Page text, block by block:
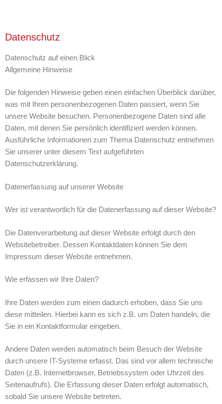
Datenschutz
Datenschutz auf einen Blick
Allgemeine Hinweise
Die folgenden Hinweise geben einen einfachen Überblick darüber,
was mit Ihren personenbezogenen Daten passiert, wenn Sie
unsere Website besuchen. Personenbezogene Daten sind alle
Daten, mit denen Sie persönlich identifiziert werden können.
Ausführliche Informationen zum Thema Datenschutz entnehmen
Sie unserer unter diesem Text aufgeführten
Datenschutzerklärung.
Datenerfassung auf unserer Website
Wer ist verantwortlich für die Datenerfassung auf dieser Website?
Die Datenverarbeitung auf dieser Website erfolgt durch den
Websitebetreiber. Dessen Kontaktdaten können Sie dem
Impressum dieser Website entnehmen.
Wie erfassen wir Ihre Daten?
Ihre Daten werden zum einen dadurch erhoben, dass Sie uns
diese mitteilen. Hierbei kann es sich z.B. um Daten handeln, die
Sie in ein Kontaktformular eingeben.
Andere Daten werden automatisch beim Besuch der Website
durch unsere IT-Systeme erfasst. Das sind vor allem technische
Daten (z.B. Internetbrowser, Betriebssystem oder Uhrzeit des
Seitenaufrufs). Die Erfassung dieser Daten erfolgt automatisch,
sobald Sie unsere Website betreten.